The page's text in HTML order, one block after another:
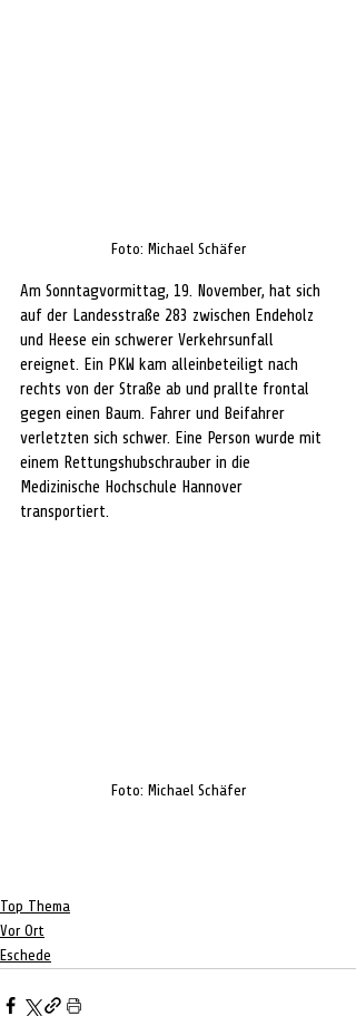
Foto: Michael Schäfer
Am Sonntagvormittag, 19. November, hat sich
auf der Landesstraße 283 zwischen Endeholz
und Heese ein schwerer Verkehrsunfall
ereignet. Ein PKW kam alleinbeteiligt nach
rechts von der Straße ab und prallte frontal
gegen einen Baum. Fahrer und Beifahrer
verletzten sich schwer. Eine Person wurde mit
einem Rettungshubschrauber in die
Medizinische Hochschule Hannover
transportiert.
Foto: Michael Schäfer
Top Thema
Vor Ort
Eschede